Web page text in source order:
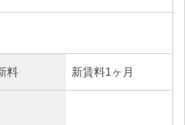
料 新賃料1ヶ月